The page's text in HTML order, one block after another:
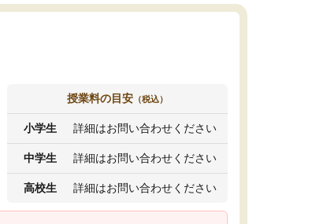
授業料の目安 （税込）
小学生 詳細はお問い合わせください
中学生 詳細はお問い合わせください
高校生 詳細はお問い合わせください